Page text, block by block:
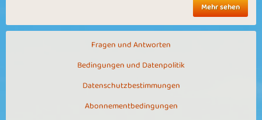
Mehr sehen
Fragen und Antworten
Bedingungen und Datenpolitik
Datenschutzbestimmungen
Abonnementbedingungen